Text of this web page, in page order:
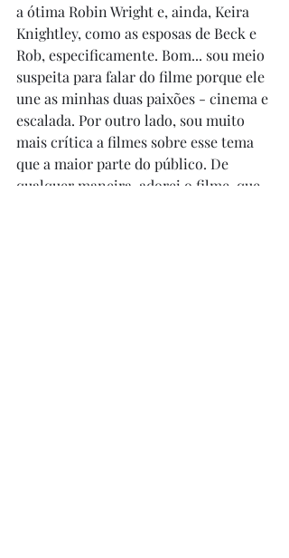
a ótima Robin Wright e, ainda, Keira
Knightley, como as esposas de Beck e
Rob, especificamente. Bom... sou meio
suspeita para falar do filme porque ele
une as minhas duas paixões - cinema e
escalada. Por outro lado, sou muito
mais crítica a filmes sobre esse tema
que a maior parte do público. De
qualquer maneira, adorei o filme, que